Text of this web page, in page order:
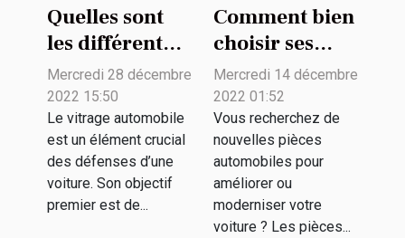
Quelles sont
les différentes
options de
vitres
automobiles ?
Mercredi 28 décembre
2022 15:50
Le vitrage automobile
est un élément crucial
des défenses d’une
voiture. Son objectif
premier est de...
Comment bien
choisir ses
pièces
détachées
pour son
véhicule ?
Mercredi 14 décembre
2022 01:52
Vous recherchez de
nouvelles pièces
automobiles pour
améliorer ou
moderniser votre
voiture ? Les pièces...